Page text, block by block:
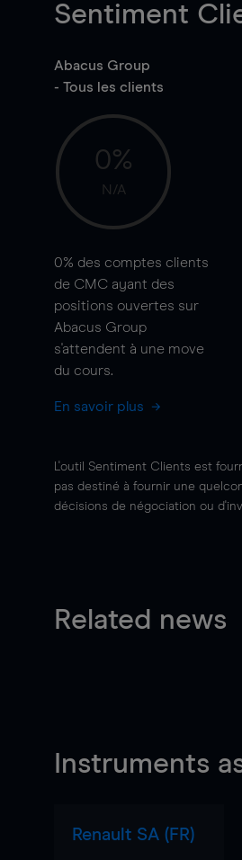
Sentiment
Abacus Group
- Tous les clients
0%
N/A
0% des comptes clients
de CMC ayant des
positions ouvertes sur
Abacus Group
s'attendent à une move
du cours.
En savoir plus
L'outil Sentiment Clients est
pas destiné à fournir une
décisions de négociation ou
Related news
Instruments
Renault SA (FR)